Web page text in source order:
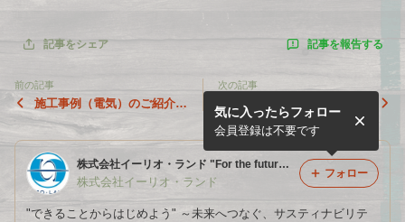
記事をシェア 記事を報告する
前の記事
施工事例（電気）のご紹介！
『北海道エネルギー株式会社
札幌新道SS様』(札幌市東区)
次の記事
施工事例（建築）のご紹介！
『北海道エネルギー株式会社
函館車検センター様』(函館
市)
株式会社イーリオ・ランド "For the future of earth and human"
株式会社イーリオ・ランド
"できることからはじめよう" ～未来へつなぐ、サスティナビリテ
気に入ったらフォロー
会員登録は不要です
フォロー